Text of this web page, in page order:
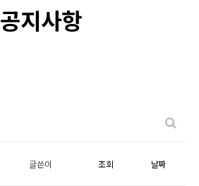
공지사항
글쓴이 조회 날짜